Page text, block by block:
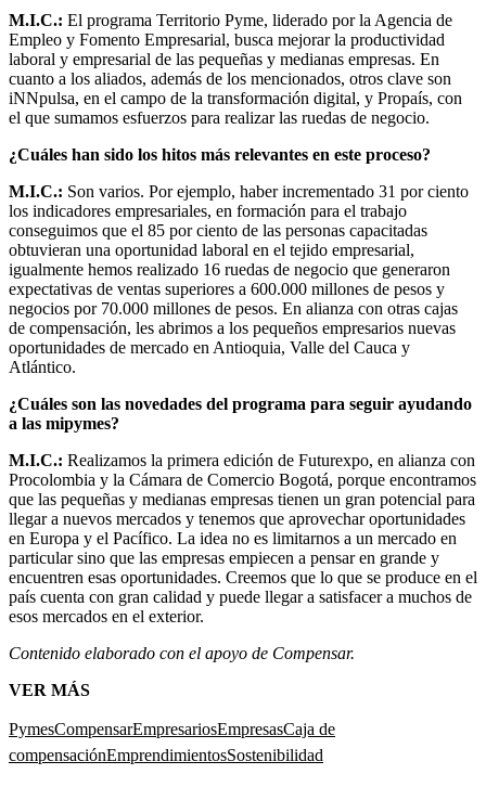
M.I.C.: El programa Territorio Pyme, liderado por la Agencia de
Empleo y Fomento Empresarial, busca mejorar la productividad
laboral y empresarial de las pequeñas y medianas empresas. En
cuanto a los aliados, además de los mencionados, otros clave son
iNNpulsa, en el campo de la transformación digital, y Propaís, con
el que sumamos esfuerzos para realizar las ruedas de negocio.
¿Cuáles han sido los hitos más relevantes en este proceso?
M.I.C.: Son varios. Por ejemplo, haber incrementado 31 por ciento
los indicadores empresariales, en formación para el trabajo
conseguimos que el 85 por ciento de las personas capacitadas
obtuvieran una oportunidad laboral en el tejido empresarial,
igualmente hemos realizado 16 ruedas de negocio que generaron
expectativas de ventas superiores a 600.000 millones de pesos y
negocios por 70.000 millones de pesos. En alianza con otras cajas
de compensación, les abrimos a los pequeños empresarios nuevas
oportunidades de mercado en Antioquia, Valle del Cauca y
Atlántico.
¿Cuáles son las novedades del programa para seguir ayudando
a las mipymes?
M.I.C.: Realizamos la primera edición de Futurexpo, en alianza con
Procolombia y la Cámara de Comercio Bogotá, porque encontramos
que las pequeñas y medianas empresas tienen un gran potencial para
llegar a nuevos mercados y tenemos que aprovechar oportunidades
en Europa y el Pacífico. La idea no es limitarnos a un mercado en
particular sino que las empresas empiecen a pensar en grande y
encuentren esas oportunidades. Creemos que lo que se produce en el
país cuenta con gran calidad y puede llegar a satisfacer a muchos de
esos mercados en el exterior.
Contenido elaborado con el apoyo de Compensar.
VER MÁS
PymesCompensarEmpresariosEmpresasCaja de
compensaciónEmprendimientosSostenibilidad